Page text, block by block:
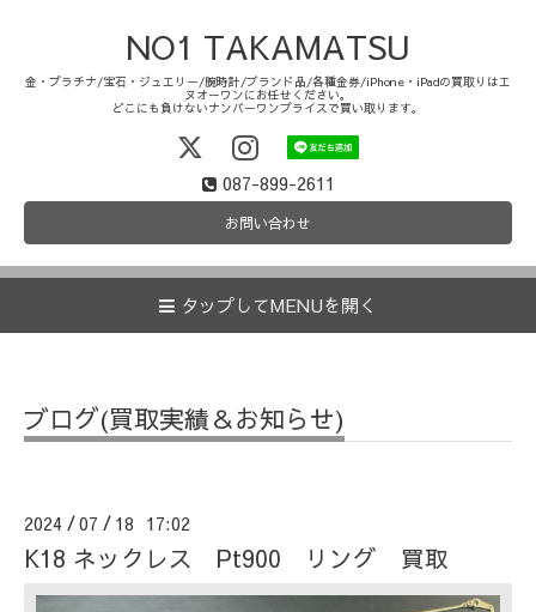
NO1 TAKAMATSU
金・プラチナ/宝石・ジュエリー/腕時計/ブランド品/各種金券/iPhone・iPadの買取りはエ
ヌオーワンにお任せください。
どこにも負けないナンバーワンプライスで買い取ります。
087-899-2611
お問い合わせ
タップしてMENUを開く
ブログ(買取実績＆お知らせ)
2024 /07 / 18 17:02
K18 ネックレス Pt900 リング 買取